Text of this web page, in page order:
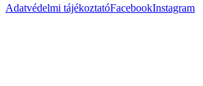
Adatvédelmi tájékoztatóFacebookInstagram